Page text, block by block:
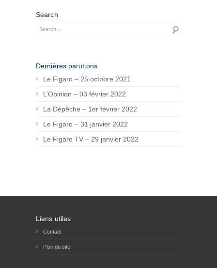
Search
Dernières parutions
Le Figaro – 25 octobre 2021
L’Opinion – 03 février 2022
La Dépêche – 1er février 2022
Le Figaro – 31 janvier 2022
Le Figaro TV – 29 janvier 2022
Liens utiles
Contact
Plan du site